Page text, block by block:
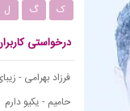
ک
گ ل
درخواستی
فرزاد بهرامی -
حامیم - یکیو دارم